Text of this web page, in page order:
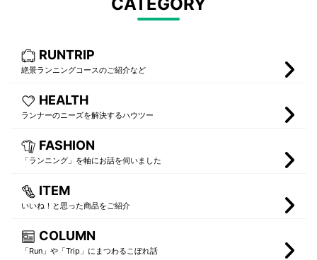
RUNTRIP
絶景ランニングコースのご紹介など
HEALTH
ランナーのニーズを解決するハウツー
FASHION
「ランニング」を軸にお話を伺いました
ITEM
いいね！と思った商品をご紹介
COLUMN
「Run」や「Trip」にまつわるこぼれ話